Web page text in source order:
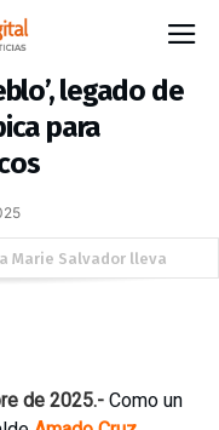
legado de
para
Marie Salvador lleva
en el caso de la
de 2025.- Como un